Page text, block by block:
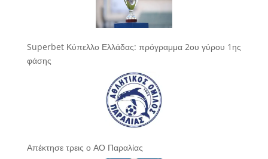
Superbet Κύπελλο Ελλάδας: πρόγραμμα 2ου γύρου 1ης
φάσης
Απέκτησε τρεις ο ΑΟ Παραλίας